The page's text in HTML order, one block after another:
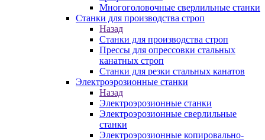
Многоголовочные сверлильные станки
Станки для производства строп
Назад
Станки для производства строп
Прессы для опрессовки стальных
канатных строп
Станки для резки стальных канатов
Электроэрозионные станки
Назад
Электроэрозионные станки
Электроэрозионные сверлильные
станки
Электроэрозионные копировально-